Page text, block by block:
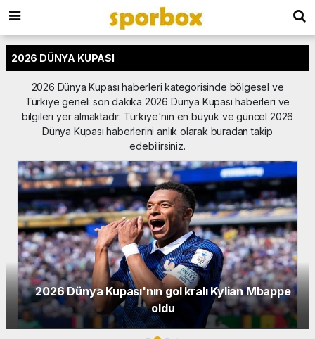
2026 DÜNYA KUPASI
2026 Dünya Kupası haberleri kategorisinde bölgesel ve
Türkiye geneli son dakika 2026 Dünya Kupası haberleri ve
bilgileri yer almaktadır. Türkiye'nin en büyük ve güncel 2026
Dünya Kupası haberlerini anlık olarak buradan takip
edebilirsiniz.
İspanya, 2026 FIFA Dünya Kupası şampiyonu:1-
0